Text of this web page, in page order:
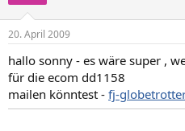
20. April 2009
hallo sonny - es wäre super ,
für die ecom dd1158
mailen könntest - fj-